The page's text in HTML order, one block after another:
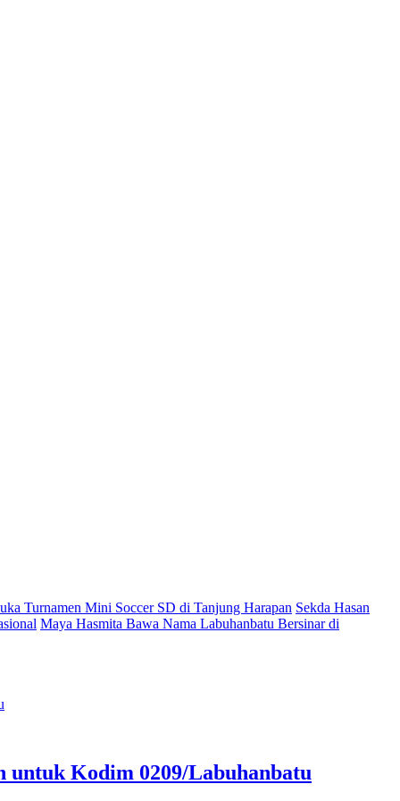
Turnamen Mini Soccer SD di Tanjung Harapan Sekda Hasan
Maya Hasmita Bawa Nama Labuhanbatu Bersinar di
Kodim 0209/Labuhanbatu